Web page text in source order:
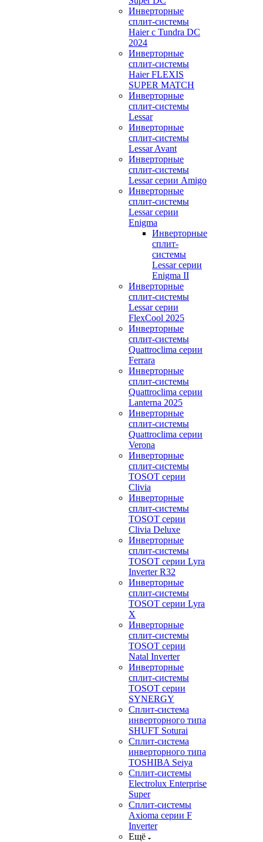
Инверторные
сплит-системы
Haier c Tundra DC
2024
Инверторные
сплит-системы
Haier FLEXIS
SUPER MATCH
Инверторные
сплит-системы
Lessar
Инверторные
сплит-системы
Lessar Avant
Инверторные
сплит-системы
Lessar серии Amigo
Инверторные
сплит-системы
Lessar серии
Enigma
Инверторные
сплит-
системы
Lessar серии
Enigma II
Инверторные
сплит-системы
Lessar серии
FlexCool 2025
Инверторные
сплит-системы
Quattroclima серии
Ferrara
Инверторные
сплит-системы
Quattroclima серии
Lanterna 2025
Инверторные
сплит-системы
Quattroclima серии
Verona
Инверторные
сплит-системы
TOSOT серии
Clivia
Инверторные
сплит-системы
TOSOT серии
Clivia Deluxe
Инверторные
сплит-системы
TOSOT серии Lyra
Inverter R32
Инверторные
сплит-системы
TOSOT серии Lyra
X
Инверторные
сплит-системы
TOSOT серии
Natal Inverter
Инверторные
сплит-системы
TOSOT серии
SYNERGY
Сплит-система
инверторного типа
SHUFT Soturai
Сплит-система
инверторного типа
TOSHIBA Seiya
Сплит-системы
Electrolux Enterprise
Super
Сплит-системы
Axioma серии F
Inverter
Ещё